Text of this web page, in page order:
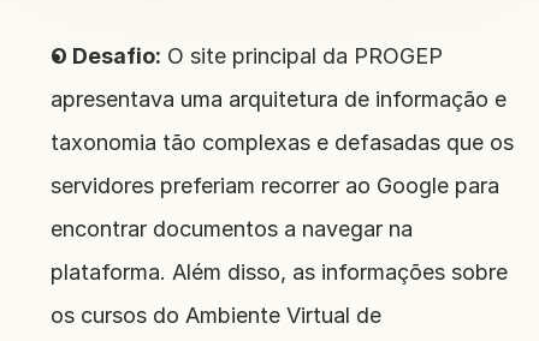
O Desafio: O site principal da PROGEP
apresentava uma arquitetura de informação e
taxonomia tão complexas e defasadas que os
servidores preferiam recorrer ao Google para
encontrar documentos a navegar na
plataforma. Além disso, as informações sobre
os cursos do Ambiente Virtual de